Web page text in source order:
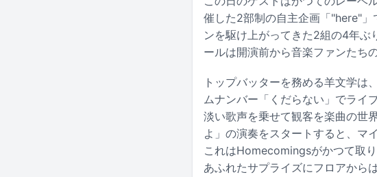
催した2部制の自主企画「"here"
ンを駆け上がってきた2組の4年ぶ
ールは開演前から音楽ファンたち
トップバッターを務める羊文学
ムナンバー「くだらない」でライ
淡い歌声を乗せて観客を楽曲の世
よ」の演奏をスタートすると、マ
これはHomecomingsがかつて取
あふれたサプライズにフロアから